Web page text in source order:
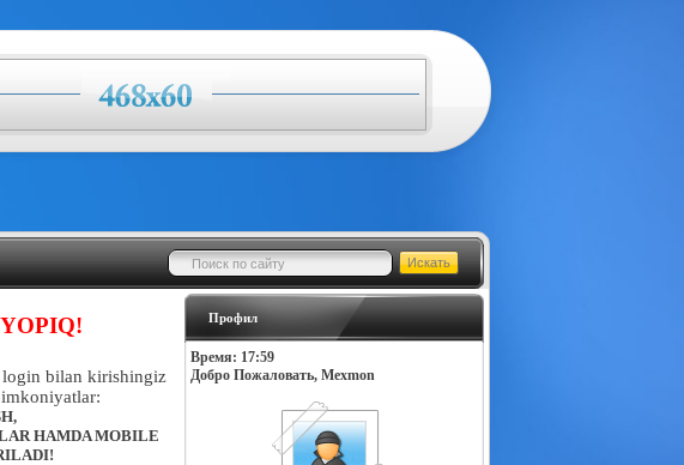
bilan kirishingiz
HAMDA MOBILE
Профил
Время: 17:59
Добро Пожаловать, Mexmon